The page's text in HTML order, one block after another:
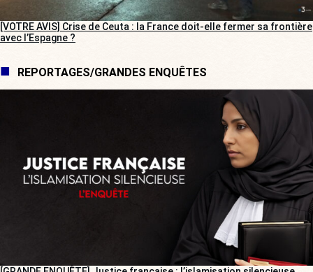
[VOTRE AVIS] Crise de Ceuta : la France doit-elle fermer sa frontière
avec l’Espagne ?
REPORTAGES/GRANDES ENQUÊTES